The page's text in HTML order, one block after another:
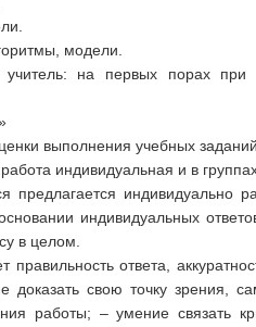
модели.
учитель: на первых порах
выполнения учебных
индивидуальная и в
предлагается индивидуально
индивидуальных
в целом.
правильность ответа,
свою точку зрения,
работы; – умение связать